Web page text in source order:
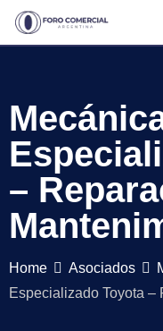
Skip
–
Home Asociados
Especializado Toyota –